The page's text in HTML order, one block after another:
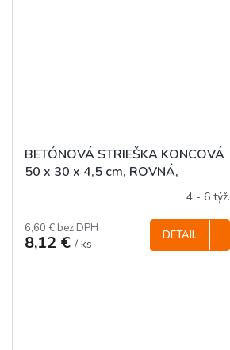
BETÓNOVÁ STRIEŠKA KONCOVÁ
50 x 30 x 4,5 cm, ROVNÁ,
4 - 6 týž.
6,60 € bez DPH
8,12 €/ ks
DETAIL